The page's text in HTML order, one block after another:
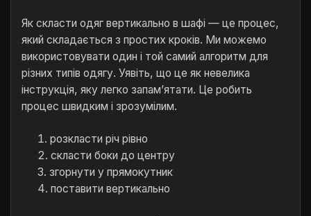
Як скласти одяг вертикально в шафі — це процес,
який складається з простих кроків. Ми можемо
використовувати один і той самий алгоритм для
різних типів одягу. Уявіть, що це як невелика
інструкція, яку легко запам’ятати. Це робить
процес швидким і зрозумілим.
розкласти річ рівно
скласти боки до центру
згорнути у прямокутник
поставити вертикально